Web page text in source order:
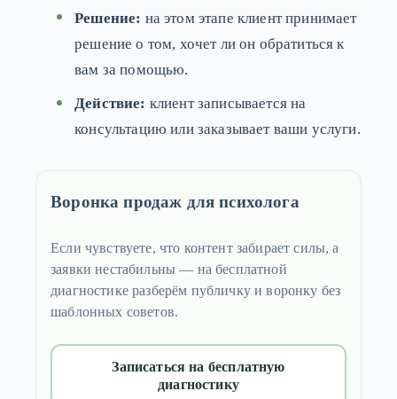
Решение: на этом этапе клиент принимает
решение о том, хочет ли он обратиться к
вам за помощью.
Действие: клиент записывается на
консультацию или заказывает ваши услуги.
Воронка продаж для психолога
Если чувствуете, что контент забирает силы, а
заявки нестабильны — на бесплатной
диагностике разберём публичку и воронку без
шаблонных советов.
Записаться на бесплатную
диагностику